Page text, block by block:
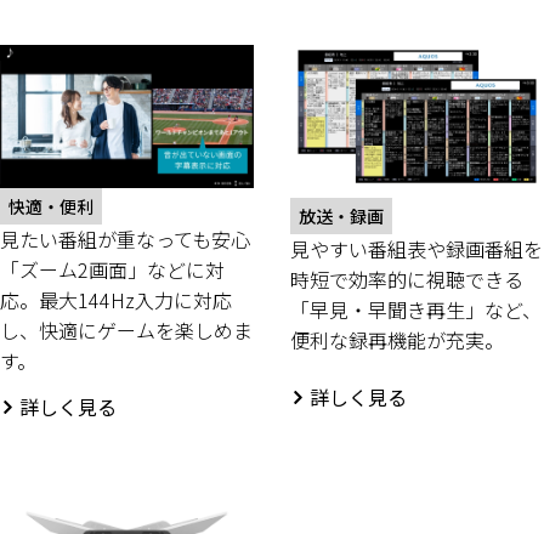
快適・便利
見たい番組が重なっても安心
「ズーム2画面」などに対
応。最大144Hz入力に対応
し、快適にゲームを楽しめま
す。
詳しく見る
放送・録画
見やすい番組表や録画番組を
時短で効率的に視聴できる
「早見・早聞き再生」など、
便利な録再機能が充実。
詳しく見る